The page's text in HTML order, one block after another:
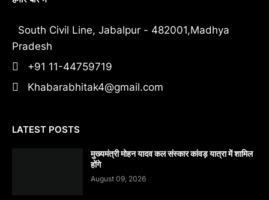
South Civil Line, Jabalpur - 482001,Madhya
Pradesh
+91 11-44759719
Khabarabhitak4@gmail.com
LATEST POSTS
मुख्यमंत्री मोहन यादव कल संस्कार कांवड़ यात्रा में शामिल
होंगे
August 09, 2026